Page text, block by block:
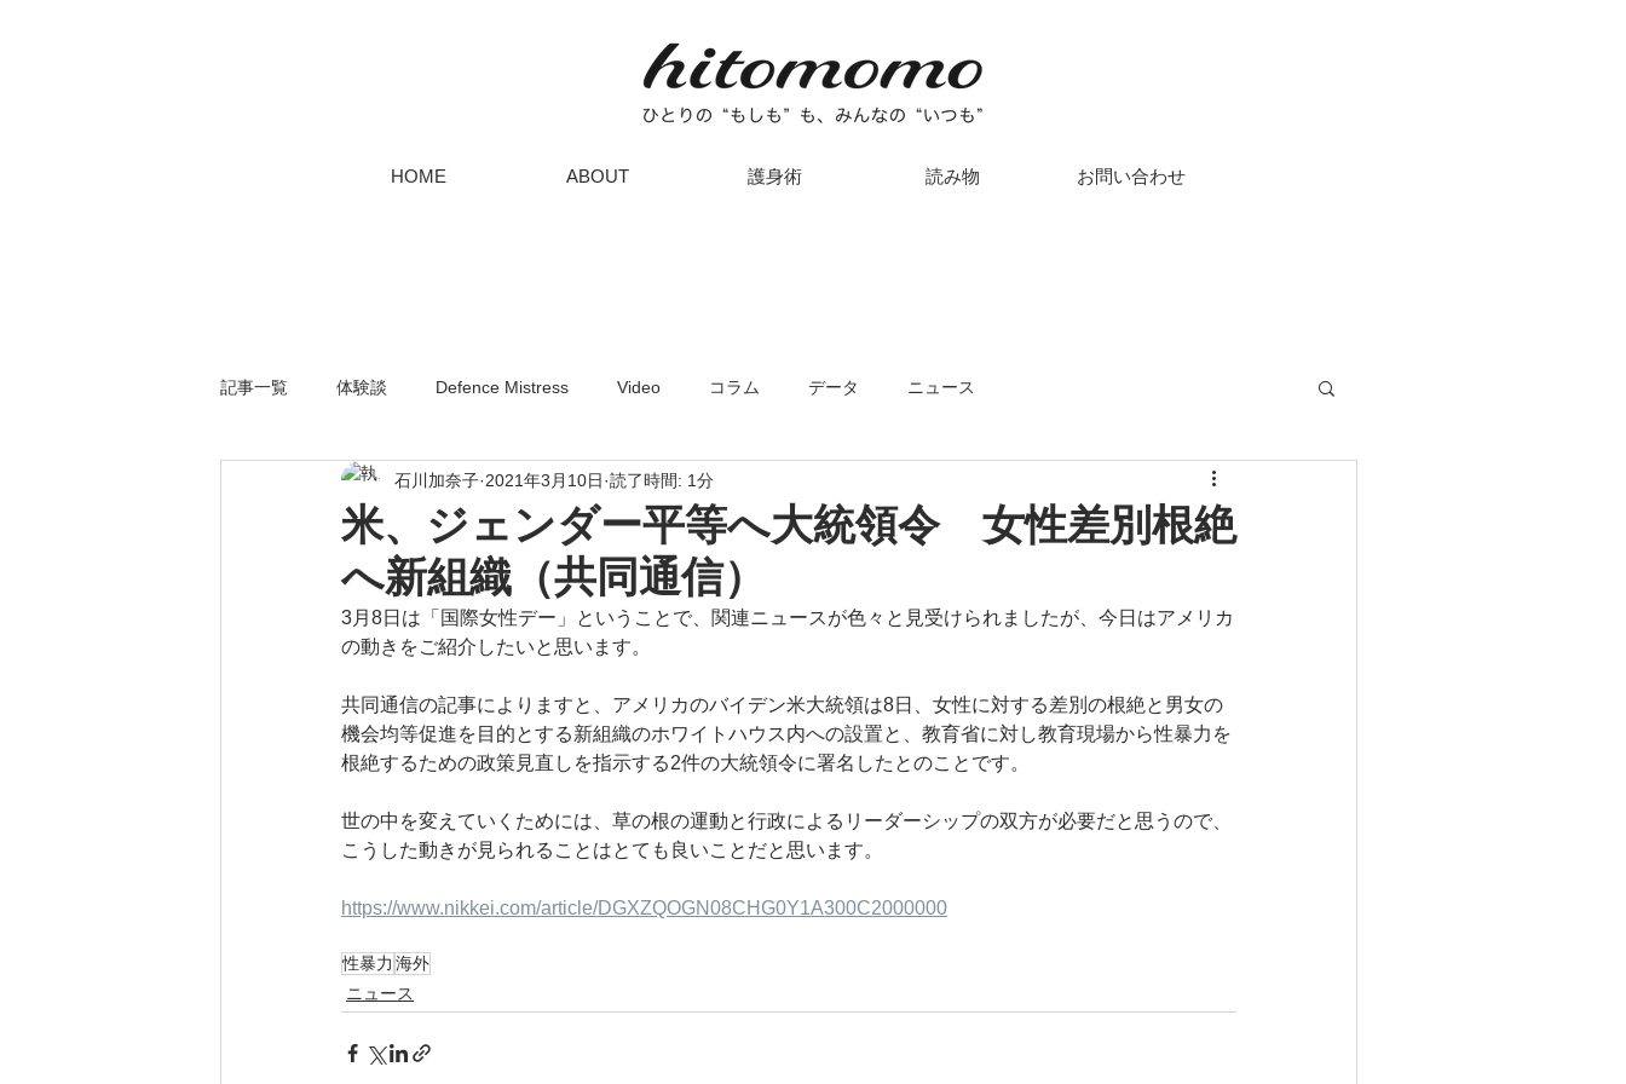
HOME ABOUT 護身術 読み物 お問い合わせ
記事一覧 体験談 Defence Mistress Video コラム データ ニュース
米、ジェンダー平等へ大統領令 女性差別根絶
へ新組織（共同通信）
石川加奈子 2021年3月10日 読了時間: 1分
3月8日は「国際女性デー」ということで、関連ニュースが色々と見受けられましたが、今日はアメリカ
の動きをご紹介したいと思います。
共同通信の記事によりますと、アメリカのバイデン米大統領は8日、女性に対する差別の根絶と男女の
機会均等促進を目的とする新組織のホワイトハウス内への設置と、教育省に対し教育現場から性暴力を
根絶するための政策見直しを指示する2件の大統領令に署名したとのことです。
世の中を変えていくためには、草の根の運動と行政によるリーダーシップの双方が必要だと思うので、
こうした動きが見られることはとても良いことだと思います。
https://www.nikkei.com/article/DGXZQOGN08CHG0Y1A300C2000000
性暴力 海外
ニュース